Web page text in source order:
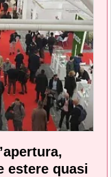
estere quasi